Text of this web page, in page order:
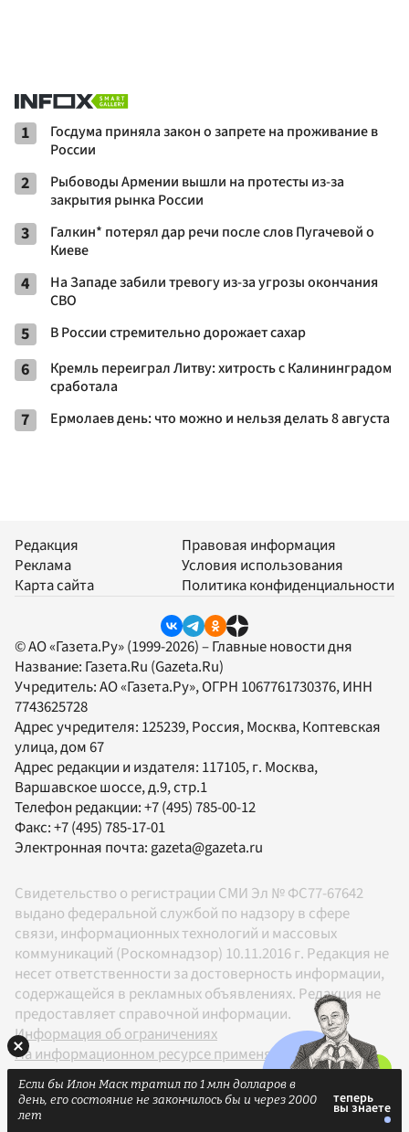
1
Госдума приняла закон о запрете на проживание в
России
2
Рыбоводы Армении вышли на протесты из-за
закрытия рынка России
3
Галкин* потерял дар речи после слов Пугачевой о
Киеве
4
На Западе забили тревогу из-за угрозы окончания
СВО
5 В России стремительно дорожает сахар
6
Кремль переиграл Литву: хитрость с Калининградом
сработала
7 Ермолаев день: что можно и нельзя делать 8 августа
Редакция
Реклама
Карта сайта
Правовая информация
Условия использования
Политика конфиденциальности
© АО «Газета.Ру» (1999-2026) – Главные новости дня
Название: Газета.Ru (Gazeta.Ru)
Учредитель:АО «Газета.Ру», ОГРН 1067761730376, ИНН
7743625728
Адрес учредителя: 125239, Россия, Москва, Коптевская
улица, дом 67
Адрес редакции и издателя: 117105, г. Москва,
Варшавское шоссе, д.9, стр.1
Телефон редакции:+7 (495) 785-00-12
Факс:+7 (495) 785-17-01
Электронная почта: gazeta@gazeta.ru
Свидетельство о регистрации СМИ Эл № ФС77-67642
выдано федеральной службой по надзору в сфере
связи, информационных технологий и массовых
коммуникаций (Роскомнадзор) 10.11.2016 г. Редакция не
несет ответственности за достоверность информации,
содержащейся в рекламных объявлениях. Редакция не
предоставляет справочной информации.
Информация об ограничениях
На информационном ресурсе применяются
рекомендательные технологии в соответствии с
Правилами
Если бы Илон Маск тратил по 1 млн долларов в
день, его состояние не закончилось бы и через 2000
лет